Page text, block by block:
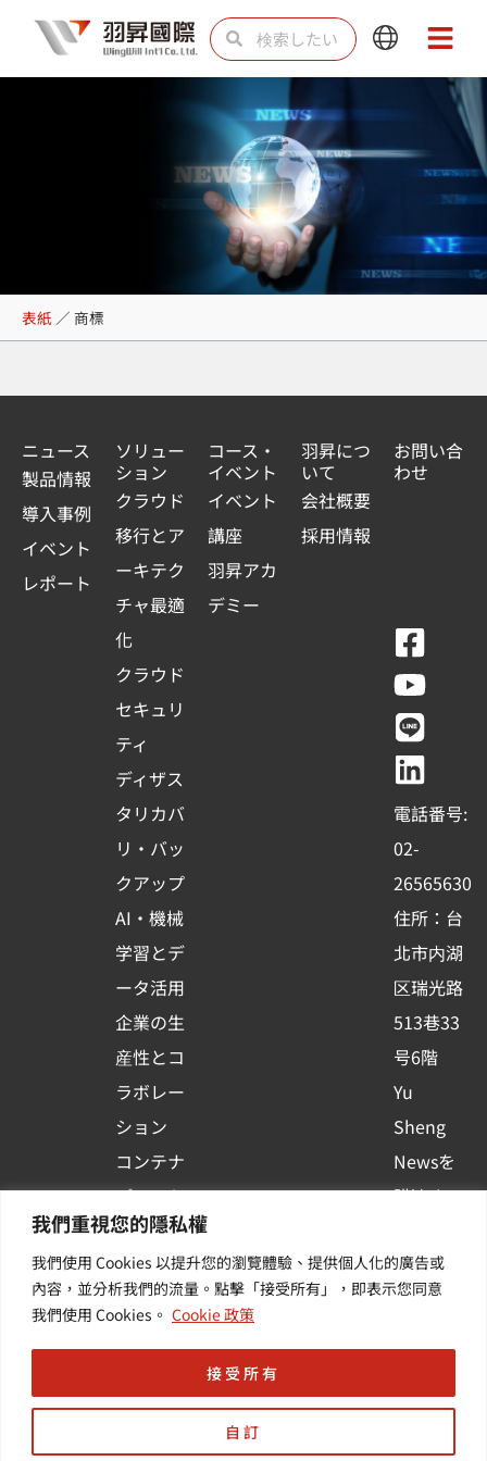
我們重視您的隱私權
我們使用 Cookies 以提升您的瀏覽體驗、提供個人化的廣告或
內容，並分析我們的流量。點擊「接受所有」，即表示您同意
我們使用 Cookies。 Cookie 政策
自訂
接受所有
を
検
索 索
Main
Menu
Main
Menu
商標
表紙 ／ 商標
ニュース
製品情報
導入事例
イベント
レポート
ソリュー
ション
クラウド
移行とア
ーキテク
チャ最適
化
クラウド
セキュリ
ティ
ディザス
タリカバ
リ・バッ
クアップ
AI・機械
学習とデ
ータ活用
企業の生
産性とコ
ラボレー
ション
コンテナ
プラット
フォーム
活用
その他・
コース・
イベント
イベント
講座
羽昇アカ
デミー
羽昇につ
いて
会社概要
採用情報
お問い合
わせ
F
a
c
e
b
o
o
k
-
s
q
u
a
r
e
Y
o
u
t
u
b
e
L
i
n
e
L
i
n
k
e
d
i
n
電話番号:
02-
26565630
住所：台
北市内湖
区瑞光路
513巷33
号6階
Yu
Sheng
Newsを
購読する
イベント
や業界情